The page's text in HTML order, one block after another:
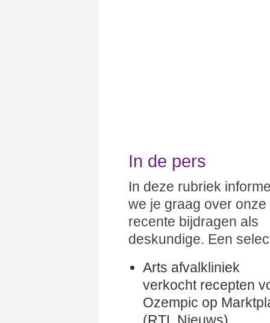
In de pers
In deze rubriek
we je graag over onze
recente bijdragen als
deskundige. Een
Arts afvalkliniek
verkocht recepten
Ozempic op